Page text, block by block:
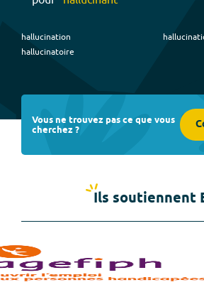
hallucination
hallucinatoire
Vous ne trouvez pas ce que vous
cherchez ?
Ils soutiennent